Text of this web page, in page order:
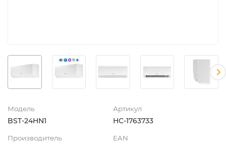
Модель
BST-24HN1
Артикул
НС-1763733
Производитель EAN